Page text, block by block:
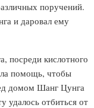
поручений.
и даровал ему
посреди кислотного
помощь, чтобы
домом Шанг Цунга
удалось отбиться от